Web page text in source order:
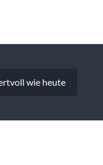
wie heute